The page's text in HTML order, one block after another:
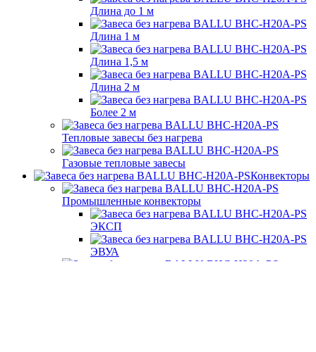
Длина до 1 м
Длина 1 м
Длина 1,5 м
Длина 2 м
Более 2 м
Тепловые завесы без нагрева
Газовые тепловые завесы
Конвекторы
Промышленные конвекторы
ЭКСП
ЭВУА